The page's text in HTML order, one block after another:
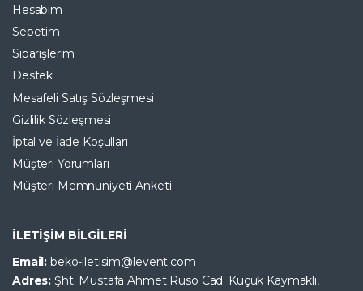
Hesabım
Sepetim
Siparişlerim
Destek
Mesafeli Satış Sözleşmesi
Gizlilik Sözleşmesi
İptal ve İade Koşulları
Müşteri Yorumları
Müşteri Memnuniyeti Anketi
İLETİŞİM BİLGİLERİ
Email: beko-iletisim@levent.com
Adres:Şht. Mustafa Ahmet Ruso Cad. Küçük Kaymaklı,